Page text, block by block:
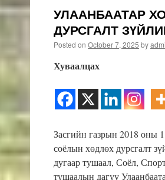
УЛААНБААТАР
ДУРСГАЛТ
Posted on October 7, 2025 by
Хуваалцах
Засгийн газрын 2018 оны
соёлын хөдлөх дурсгалт
дугаар тушаал, Соёл,
тушаалын дагуу